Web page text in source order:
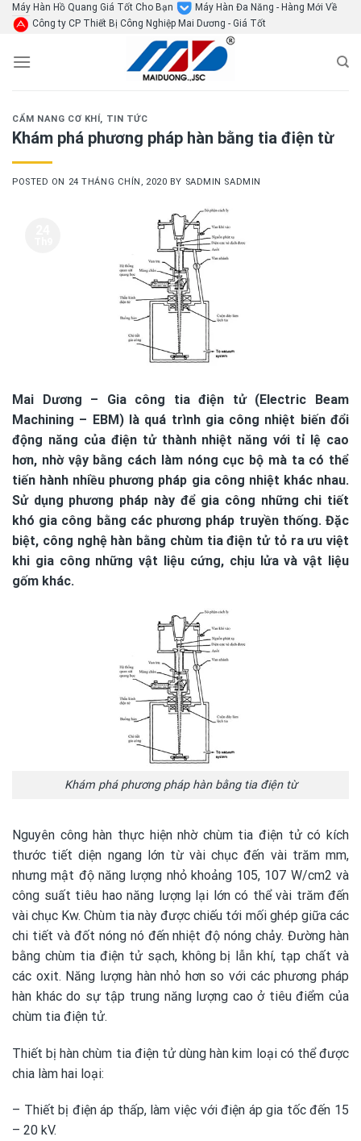
SkipMáy Hàn Hồ Quang Giá Tốt Cho Bạn
Máy Hàn Đa Năng - Hàng Mới Về
Công ty CP Thiết Bị Công Nghiệp Mai Dương - Giá Tốt
CẨM NANG CƠ KHÍ, TIN TỨC
Khám phá phương pháp hàn bằng tia điện từ
POSTED ON 24 THÁNG CHÍN, 2020 BY SADMIN SADMIN
Mai Dương – Gia công tia điện tử (Electric Beam
Machining – EBM) là quá trình gia công nhiệt biến đổi
động năng của điện tử thành nhiệt năng với tỉ lệ cao
hơn, nhờ vậy bằng cách làm nóng cục bộ mà ta có thể
tiến hành nhiều phương pháp gia công nhiệt khác nhau.
Sử dụng phương pháp này để gia công những chi tiết
khó gia công bằng các phương pháp truyền thống. Đặc
biệt, công nghệ hàn bằng chùm tia điện tử tỏ ra ưu việt
khi gia công những vật liệu cứng, chịu lửa và vật liệu
gốm khác.
Khám phá phương pháp hàn bằng tia điện từ
Nguyên công hàn thực hiện nhờ chùm tia điện tử có kích
thước tiết diện ngang lớn từ vài chục đến vài trăm mm,
nhưng mật độ năng lượng nhỏ khoảng 105, 107 W/cm2 và
công suất tiêu hao năng lượng lại lớn có thể vài trăm đến
vài chục Kw. Chùm tia này được chiếu tới mối ghép giữa các
chi tiết và đốt nóng nó đến nhiệt độ nóng chảy. Đường hàn
bằng chùm tia điện tử sạch, không bị lẫn khí, tạp chất và
các oxit. Năng lượng hàn nhỏ hơn so với các phương pháp
hàn khác do sự tập trung năng lượng cao ở tiêu điểm của
chùm tia điện tử.
Thiết bị hàn chùm tia điện tử dùng hàn kim loại có thể được
chia làm hai loại:
– Thiết bị điện áp thấp, làm việc với điện áp gia tốc đến 15
– 20 kV.